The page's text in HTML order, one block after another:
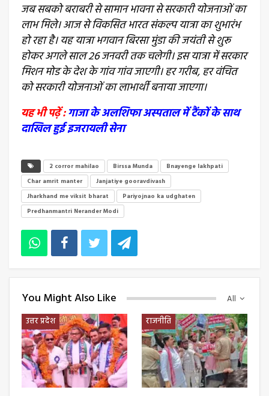
जब सबको बराबरी से सामान भावना से सरकारी योजनाओं का
लाभ मिले। आज से विकसित भारत संकल्प यात्रा का शुभारंभ
हो रहा है। यह यात्रा भगवान बिरसा मुंडा की जयंती से शुरू
होकर अगले साल 26 जनवरी तक चलेगी। इस यात्रा में सरकार
मिशन मोड के देश के गांव गांव जाएगी। हर गरीब, हर वंचित
को सरकारी योजनाओं का लाभार्थी बनाया जाएगा।
यह भी पढ़ें :गाजा के अलशिफा अस्पताल में टैंकों के साथ
दाखिल हुई इजरायली सेना
2 corror mahilao Birssa Munda
Bnayenge lakhpati
Char amrit manter
Janjatiye gooravdivash
Jharkhand me viksit bharat
Pariyojnao ka udghaten
Predhanmantri Nerander Modi
All
You Might Also Like
उत्तर प्रदेश राजनीति